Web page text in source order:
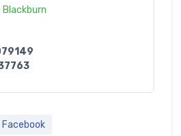
Blackburn
Facebook